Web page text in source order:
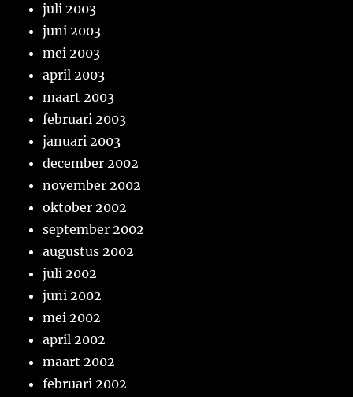
juli 2003
juni 2003
mei 2003
april 2003
maart 2003
februari 2003
januari 2003
december 2002
november 2002
oktober 2002
september 2002
augustus 2002
juli 2002
juni 2002
mei 2002
april 2002
maart 2002
februari 2002